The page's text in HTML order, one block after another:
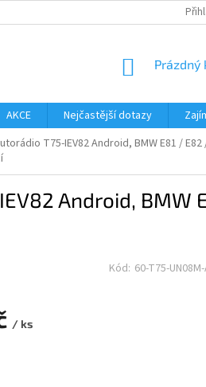
NÁKUPNÍ
Prázdný
AKCE Nejčastější dotazy
T75-IEV82 Android, BMW E81 / E82
Android, BMW
Kód: 60-T75-
/ ks